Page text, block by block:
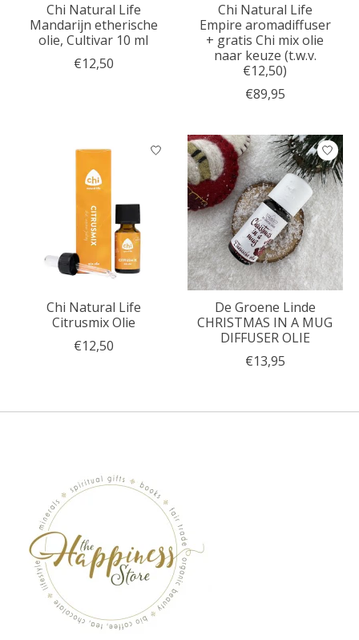
Chi Natural Life
Mandarijn etherische
olie, Cultivar 10 ml
€12,50
Chi Natural Life
Empire aromadiffuser
+ gratis Chi mix olie
naar keuze (t.w.v.
€12,50)
€89,95
Chi Natural Life
Citrusmix Olie
€12,50
De Groene Linde
CHRISTMAS IN A MUG
DIFFUSER OLIE
€13,95